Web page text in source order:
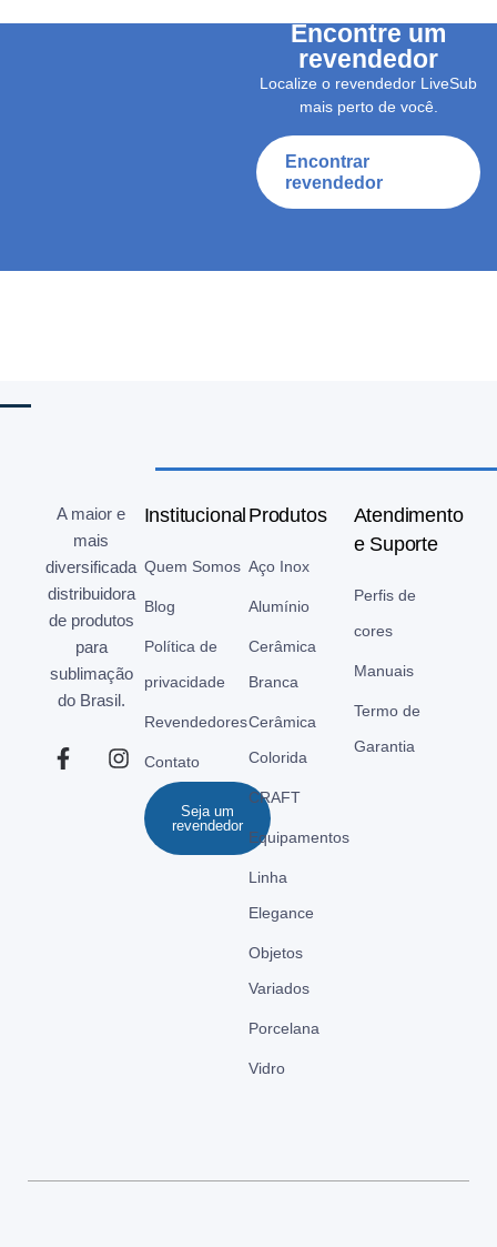
Encontre um
revendedor
Localize o revendedor LiveSub
mais perto de você.
Encontrar
revendedor
A maior e
mais
diversificada
distribuidora
de produtos
para
sublimação
do Brasil.
Institucional
Quem Somos
Blog
Política de
privacidade
Revendedores
Contato
Seja um
revendedor
Produtos
Aço Inox
Alumínio
Cerâmica
Branca
Cerâmica
Colorida
CRAFT
Equipamentos
Linha
Elegance
Objetos
Variados
Porcelana
Vidro
Atendimento
e Suporte
Perfis de
cores
Manuais
Termo de
Garantia